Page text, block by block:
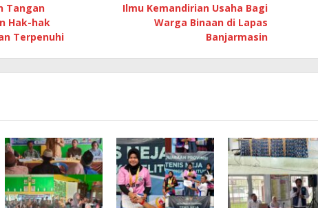
Tangan
Hak-hak
Terpenuhi
Ilmu Kemandirian Usaha Bagi
Warga Binaan di Lapas
Banjarmasin